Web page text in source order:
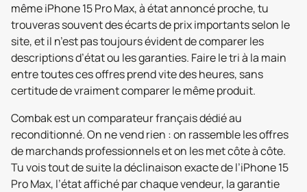
même iPhone 15 Pro Max, à état annoncé proche, tu
trouveras souvent des écarts de prix importants selon le
site, et il n’est pas toujours évident de comparer les
descriptions d’état ou les garanties. Faire le tri à la main
entre toutes ces offres prend vite des heures, sans
certitude de vraiment comparer le même produit.
Combak est un comparateur français dédié au
reconditionné. On ne vend rien : on rassemble les offres
de marchands professionnels et on les met côte à côte.
Tu vois tout de suite la déclinaison exacte de l’iPhone 15
Pro Max, l’état affiché par chaque vendeur, la garantie